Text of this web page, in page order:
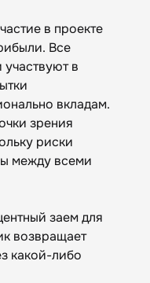
в проекте
Все
участвуют в
вкладам.
зрения
риски
между всеми
заем для
возвращает
какой-либо